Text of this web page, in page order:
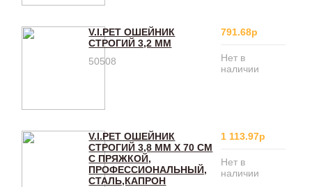
V.I.PET ОШЕЙНИК
СТРОГИЙ 3,2 ММ
50508
791.68р
Нет в
наличии
V.I.PET ОШЕЙНИК
СТРОГИЙ 3,8 ММ Х 70 СМ
С ПРЯЖКОЙ,
ПРОФЕССИОНАЛЬНЫЙ,
СТАЛЬ,КАПРОН
1 113.97р
Нет в
наличии